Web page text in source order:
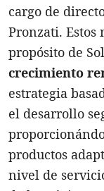
cargo de
Pronzati.
propósito de
crecimiento
estrategia
el desarrollo
productos
nivel de